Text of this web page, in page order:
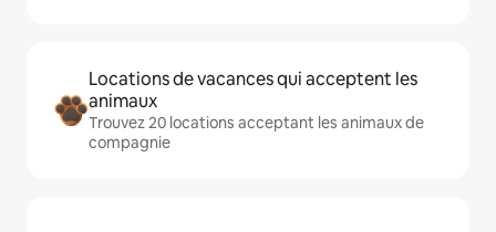
Locations de vacances qui acceptent les
animaux
Trouvez 20 locations acceptant les animaux de
compagnie